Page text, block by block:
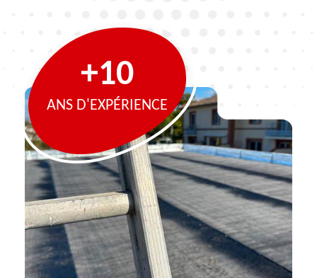
+10
ANS D'EXPÉRIENCE